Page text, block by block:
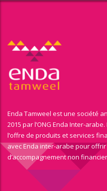
Enda Tamweel est une société
2015 par l’ONG Enda Inter-
l’offre de produits et services
avec Enda inter-arabe pour
d’accompagnement non